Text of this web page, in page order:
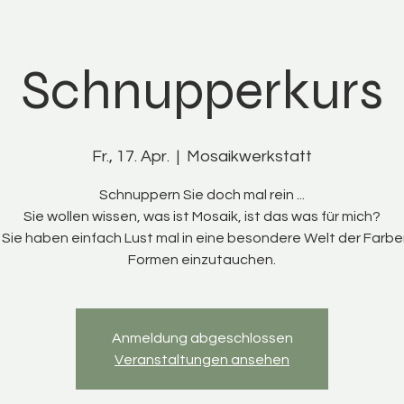
Schnupperkurs
Fr., 17. Apr.
  |
Mosaikwerkstatt
Schnuppern Sie doch mal rein ...
Sie wollen wissen, was ist Mosaik, ist das was für mich?
haben einfach Lust mal in eine besondere Welt der
Formen einzutauchen.
Anmeldung abgeschlossen
Veranstaltungen ansehen